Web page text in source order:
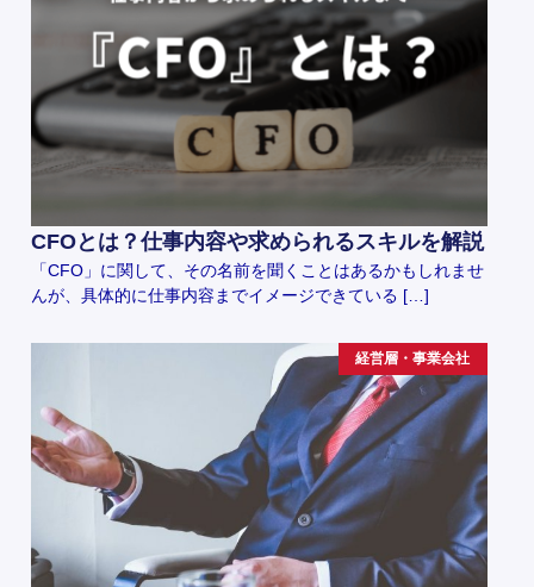
CFOとは？仕事内容や求められるスキルを解説
「CFO」に関して、その名前を聞くことはあるかもしれませ
んが、具体的に仕事内容までイメージできている […]
経営層・事業会社